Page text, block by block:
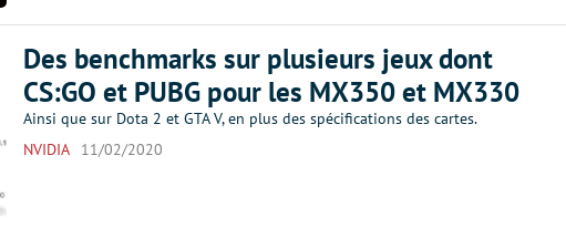
Des benchmarks sur plusieurs jeux dont
CS:GO et PUBG pour les MX350 et MX330
Ainsi que sur Dota 2 et GTA V, en plus des spécifications des cartes.
NVIDIA
11/02/2020